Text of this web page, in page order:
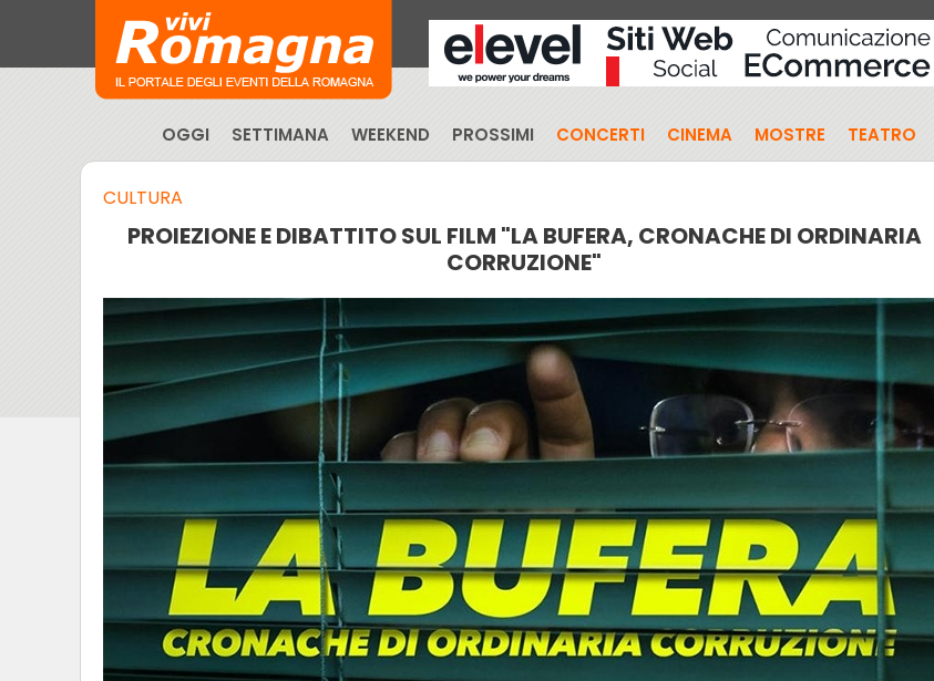
OGGI SETTIMANA WEEKEND PROSSIMI CONCERTI CINEMA MOSTRE TEATRO
CULTURA
PROIEZIONE E DIBATTITO SUL FILM "LA BUFERA, CRONACHE DI ORDINARIA
CORRUZIONE"